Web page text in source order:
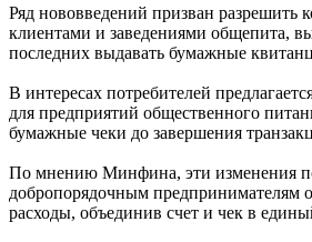
Ряд нововведений призван разрешить
клиентами и заведениями общепита,
последних выдавать бумажные
В интересах потребителей
для предприятий общественного
бумажные чеки до завершения
По мнению Минфина, эти изменения
добропорядочным предпринимателям
расходы, объединив счет и чек в